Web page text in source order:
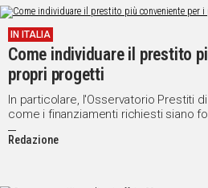
WHATSAPP
Social
IN ITALIA
Come individuare il prestito
propri progetti
In particolare, l'Osservatorio Prestiti
come i finanziamenti richiesti siano
sull'acquisto di macchine usate
Redazione